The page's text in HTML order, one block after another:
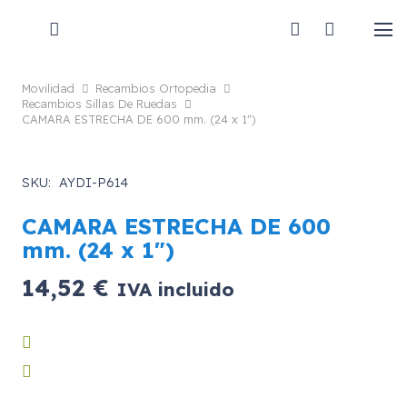
Movilidad
Recambios Ortopedia
Recambios Sillas De Ruedas
CAMARA ESTRECHA DE 600 mm. (24 x 1″)
SKU: AYDI-P614
CAMARA ESTRECHA DE 600
mm. (24 x 1″)
14,52 € IVA incluido